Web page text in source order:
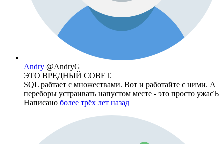
Andry @AndryG
ЭТО ВРЕДНЫЙ СОВЕТ.
SQL рабтает с множествами. Вот и работайте с ними. А
переборы устраивать напустом месте - это просто ужасЪ
Написано более трёх лет назад